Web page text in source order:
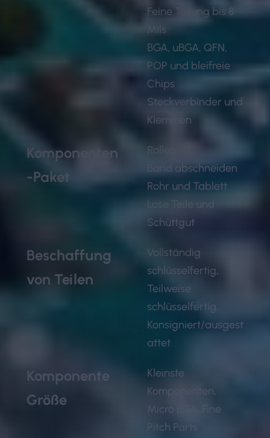
Feine Teilung bis 8
Mils
BGA, uBGA, QFN,
POP und bleifreie
Chips
Steckverbinder und
Klemmen
Komponenten
-Paket
Rollen
Band abschneiden
Rohr und Tablett
Lose Teile und
Schüttgut
Beschaffung
von Teilen
Vollständig
schlüsselfertig,
Teilweise
schlüsselfertig,
Konsigniert/ausgest
attet
Komponente
Größe
Kleinste
Komponenten,
Micro BGA, Fine
Pitch Parts